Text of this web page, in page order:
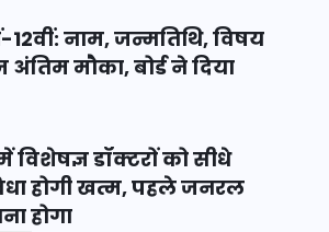
12वीं: नाम, जन्मतिथि, विषय
मौका, बोर्ड ने दिया
डॉक्टरों को सीधे
होगी खत्म, पहले जनरल
होगा